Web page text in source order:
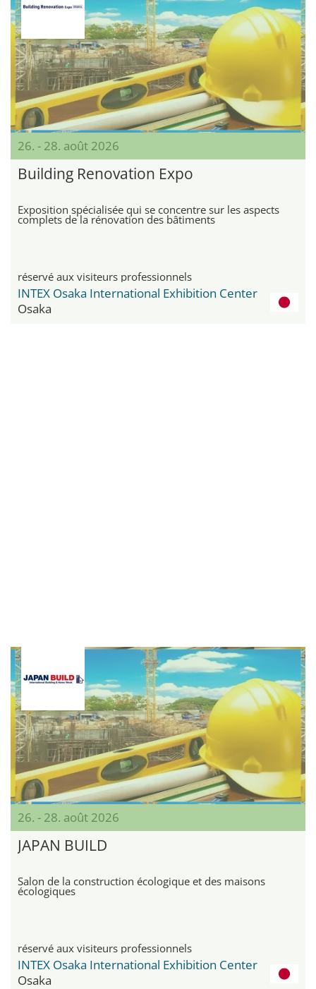
26. - 28. août 2026
Building Renovation Expo
Exposition spécialisée qui se concentre sur les aspects
complets de la rénovation des bâtiments
réservé aux visiteurs professionnels
INTEX Osaka International Exhibition Center
Osaka
26. - 28. août 2026
JAPAN BUILD
Salon de la construction écologique et des maisons
écologiques
réservé aux visiteurs professionnels
INTEX Osaka International Exhibition Center
Osaka